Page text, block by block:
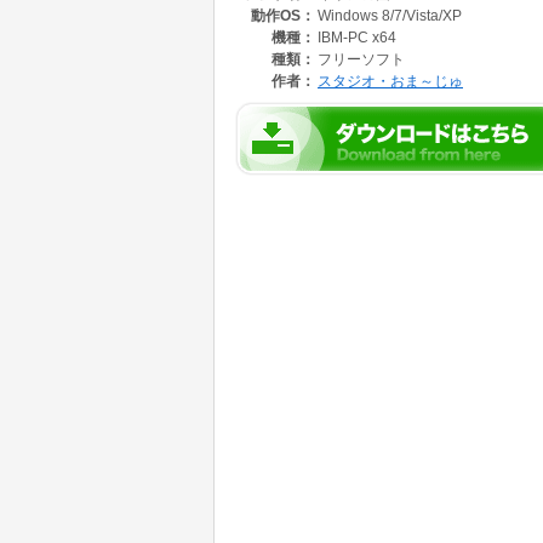
永遠にも思えたあの頃の夏へ。
貴方をもう一度、連れていきたい。
「キリンの国」
動作OS： Windows 8/7/Vista/XP
機種：
IBM-PC x64
種類： フリーソフト
作者：
スタジオ・おま～じゅ